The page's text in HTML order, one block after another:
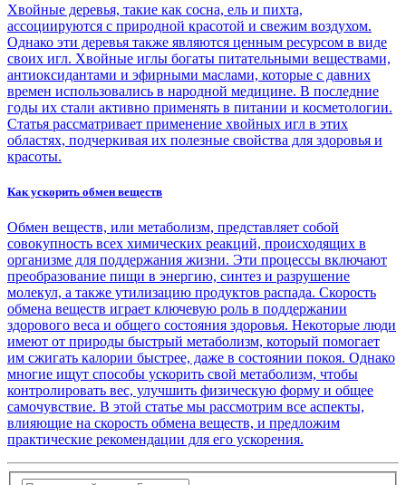
Хвойные деревья, такие как сосна, ель и пихта,
ассоциируются с природной красотой и свежим воздухом.
Однако эти деревья также являются ценным ресурсом в виде
своих игл. Хвойные иглы богаты питательными веществами,
антиоксидантами и эфирными маслами, которые с давних
времен использовались в народной медицине. В последние
годы их стали активно применять в питании и косметологии.
Статья рассматривает применение хвойных игл в этих
областях, подчеркивая их полезные свойства для здоровья и
красоты.
Как ускорить обмен веществ
Обмен веществ, или метаболизм, представляет собой
совокупность всех химических реакций, происходящих в
организме для поддержания жизни. Эти процессы включают
преобразование пищи в энергию, синтез и разрушение
молекул, а также утилизацию продуктов распада. Скорость
обмена веществ играет ключевую роль в поддержании
здорового веса и общего состояния здоровья. Некоторые люди
имеют от природы быстрый метаболизм, который помогает
им сжигать калории быстрее, даже в состоянии покоя. Однако
многие ищут способы ускорить свой метаболизм, чтобы
контролировать вес, улучшить физическую форму и общее
самочувствие. В этой статье мы рассмотрим все аспекты,
влияющие на скорость обмена веществ, и предложим
практические рекомендации для его ускорения.